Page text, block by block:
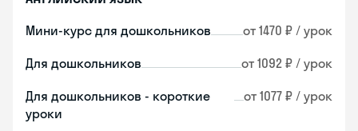
Мини-курс для дошкольников от 1470 ₽ / урок
Для дошкольников от 1092 ₽ / урок
Для дошкольников - короткие
уроки
от 1077 ₽ / урок